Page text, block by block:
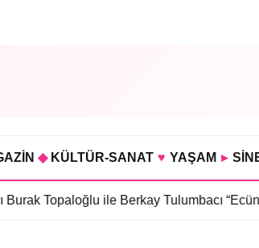
◆ KÜLTÜR-SANAT ♥ YAŞAM ▸
ile Berkay Tulumbacı “Ecünni”